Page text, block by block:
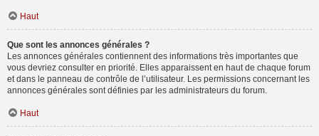
Haut
Que sont les annonces générales ?
Les annonces générales contiennent des informations très importantes que
vous devriez consulter en priorité. Elles apparaissent en haut de chaque forum
et dans le panneau de contrôle de l’utilisateur. Les permissions concernant les
annonces générales sont définies par les administrateurs du forum.
Haut